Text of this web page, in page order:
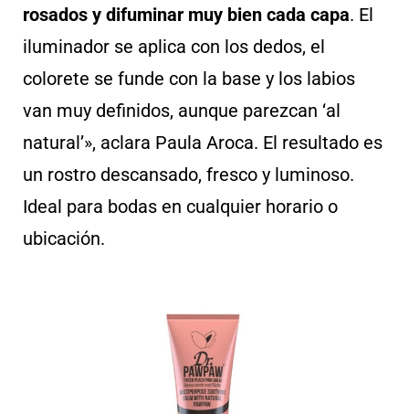
rosados y difuminar muy bien cada capa. El
iluminador se aplica con los dedos, el
colorete se funde con la base y los labios
van muy definidos, aunque parezcan ‘al
natural’», aclara Paula Aroca. El resultado es
un rostro descansado, fresco y luminoso.
Ideal para bodas en cualquier horario o
ubicación.